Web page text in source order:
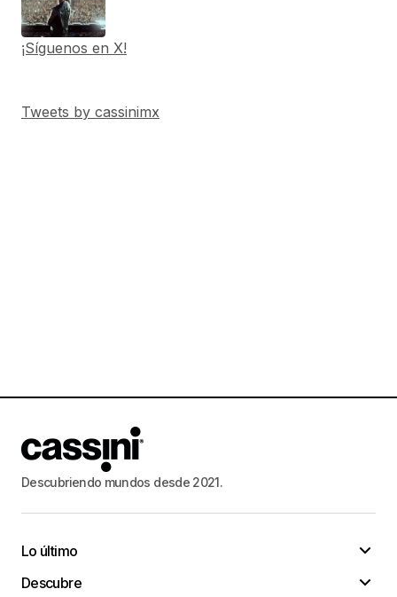
¡Síguenos en X!
Tweets by cassinimx
Descubriendo mundos desde 2021.
Lo último
Descubre